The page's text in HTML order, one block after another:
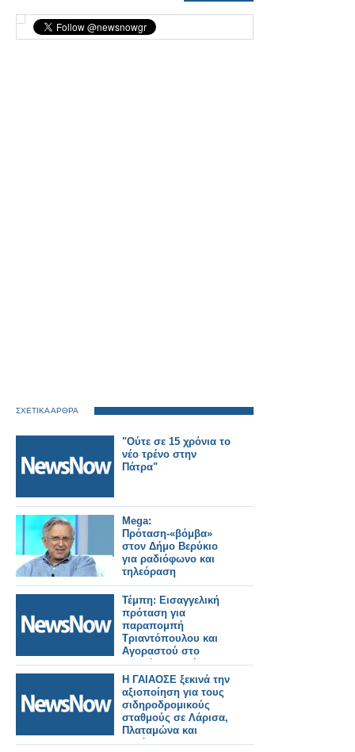
ΣΧΕΤΙΚΑ ΑΡΘΡΑ
"Ούτε σε 15 χρόνια το
νέο τρένο στην
Πάτρα"
Mega:
Πρόταση-«βόμβα»
στον Δήμο Βερύκιο
για ραδιόφωνο και
τηλεόραση
Τέμπη: Εισαγγελική
πρόταση για
παραπομπή
Τριαντόπουλου και
Αγοραστού στο
Ειδικό Δικαστήριο.
Η ΓΑΙΑΟΣΕ ξεκινά την
αξιοποίηση για τους
σιδηροδρομικούς
σταθμούς σε Λάρισα,
Πλαταμώνα και
Κατάκολο.